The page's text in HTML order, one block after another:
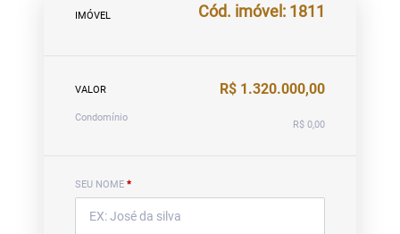
IMÓVEL Cód. imóvel: 1811
VALOR R$ 1.320.000,00
Condomínio
R$ 0,00
SEU NOME *